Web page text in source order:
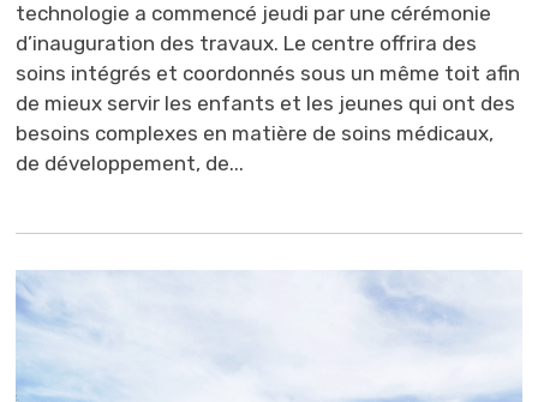
technologie a commencé jeudi par une cérémonie
d’inauguration des travaux. Le centre offrira des
soins intégrés et coordonnés sous un même toit afin
de mieux servir les enfants et les jeunes qui ont des
besoins complexes en matière de soins médicaux,
de développement, de...